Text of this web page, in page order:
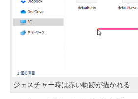
ジェスチャー時は赤い軌跡が描かれる